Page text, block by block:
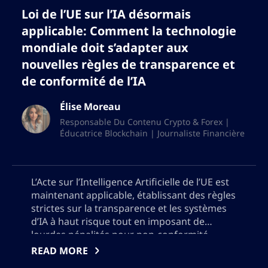
Loi de l’UE sur l’IA désormais
applicable: Comment la technologie
mondiale doit s’adapter aux
nouvelles règles de transparence et
de conformité de l’IA
Élise Moreau
Responsable Du Contenu Crypto & Forex |
Éducatrice Blockchain | Journaliste Financière
L’Acte sur l’Intelligence Artificielle de l’UE est
maintenant applicable, établissant des règles
strictes sur la transparence et les systèmes
d’IA à haut risque tout en imposant de
lourdes pénalités pour non-conformité.
Découvrez comment ces nouvelles
READ MORE